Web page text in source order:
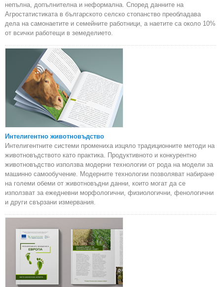
непълна, допълнителна и неформална. Според данните на
Агростатистиката в българското селско стопанство преобладава
дела на самонаетите и семейните работници, а наетите са около 10%
от всички работещи в земеделието.
Интелигентно животновъдство
Интелигентните системи промениха изцяло традиционните методи на
животновъдството като практика. Продуктивното и конкурентно
животновъдство използва модерни технологии от рода на модели за
машинно самообучение. Модерните технологии позволяват набиране
на големи обеми от животновъдни данни, които могат да се
използват за ежедневни морфологични, физиологични, фенологични
и други свързани измервания.